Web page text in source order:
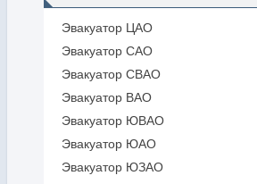
Эвакуатор ЦАО
Эвакуатор САО
Эвакуатор СВАО
Эвакуатор ВАО
Эвакуатор ЮВАО
Эвакуатор ЮАО
Эвакуатор ЮЗАО